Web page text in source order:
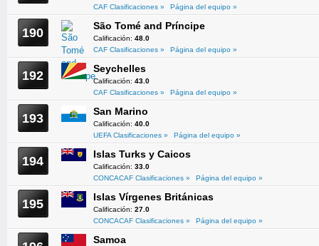
CAF Clasificaciones »
Página del equipo »
190 São Tomé and Príncipe
Calificación: 48.0
CAF Clasificaciones »
Página del equipo »
192 Seychelles
Calificación: 43.0
CAF Clasificaciones »
Página del equipo »
193 San Marino
Calificación: 40.0
UEFA Clasificaciones »
Página del equipo »
194 Islas Turks y Caicos
Calificación: 33.0
CONCACAF Clasificaciones »
Página del equipo »
195 Islas Vírgenes Británicas
Calificación: 27.0
CONCACAF Clasificaciones »
Página del equipo »
Samoa